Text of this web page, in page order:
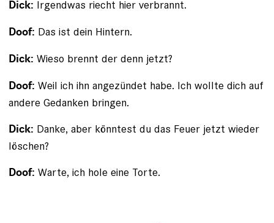
Dick: Irgendwas riecht hier verbrannt.
Doof: Das ist dein Hintern.
Dick: Wieso brennt der denn jetzt?
Doof: Weil ich ihn angezündet habe. Ich wollte dich auf
andere Gedanken bringen.
Dick: Danke, aber könntest du das Feuer jetzt wieder
löschen?
Doof: Warte, ich hole eine Torte.